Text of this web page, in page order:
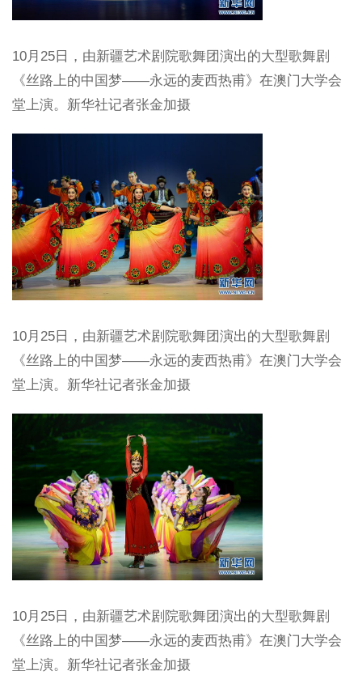
10月25日，由新疆艺术剧院歌舞团演出的大型歌舞剧
《丝路上的中国梦——永远的麦西热甫》在澳门大学会
堂上演。新华社记者张金加摄
10月25日，由新疆艺术剧院歌舞团演出的大型歌舞剧
《丝路上的中国梦——永远的麦西热甫》在澳门大学会
堂上演。新华社记者张金加摄
10月25日，由新疆艺术剧院歌舞团演出的大型歌舞剧
《丝路上的中国梦——永远的麦西热甫》在澳门大学会
堂上演。新华社记者张金加摄